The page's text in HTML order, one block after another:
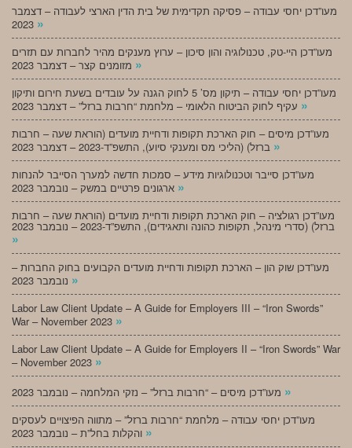
מעו”דכן יחסי עבודה – פסיקה תקדימית של בית הדין הארצי לעבודה – דצמבר
»
מעו”דכן היי-טק, טכנולוגיה והון סיכון – ערוץ מענקים מהיר לחברות עם תזרים
»
מעו”דכן יחסי עבודה – תיקון מס’ 5 לחוק הגנה על עובדים בשעת חירום ותיקון
»
מעו”דכן מיסים – חוק הארכת תקופות ודחיית מועדים (הוראת שעה – חרבות
»
מעו”דכן סייבר וטכנולוגיות מידע – סמכות חדשה למערך הסייבר להנחות
»
מעו”דכן רגולציה – חוק הארכת תקופות ודחיית מועדים (הוראת שעה – חרבות
ברזל) (סדרי מינהל, תקופות כהונה ותאגידים), התשפ”ד-2023 – נובמבר 2023
»
מעו”דכן שוק הון – הארכת תקופות ודחיית מועדים הקבועים בחוק החברות –
»
Labor Law Client Update – A Guide for Employers III – “Iron Swords”
War – November 2023 »
Labor Law Client Update – A Guide for Employers II – “Iron Swords” War
– November 2023 »
»
מעו”דכן יחסי עבודה – מלחמת “חרבות ברזל” – מתווה הפיצויים לעסקים
»